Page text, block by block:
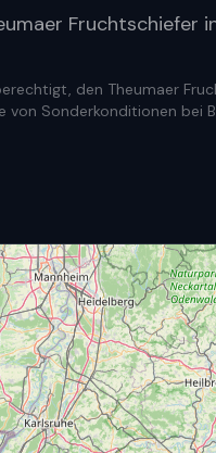
Fruchtschiefer
den Theumaer
Sonderkonditionen bei